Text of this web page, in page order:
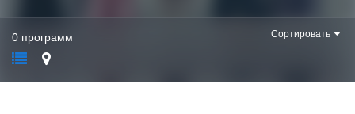
0 программ Сортировать